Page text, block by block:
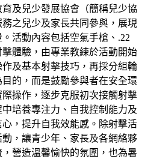
及兒少發展協會（簡稱兒少協
之兒少及家長共同參與，展現
活動內容包括空氣手槍、.22
體驗，由專業教練於活動開始
及基本射擊技巧，再採分組輪
的，而是鼓勵參與者在安全環
操作，逐步克服初次接觸射擊
培養專注力、自我控制能力及
，提升自我效能感。除射擊活
，讓青少年、家長及各網絡夥
營造溫馨愉快的氛圍，也為暑